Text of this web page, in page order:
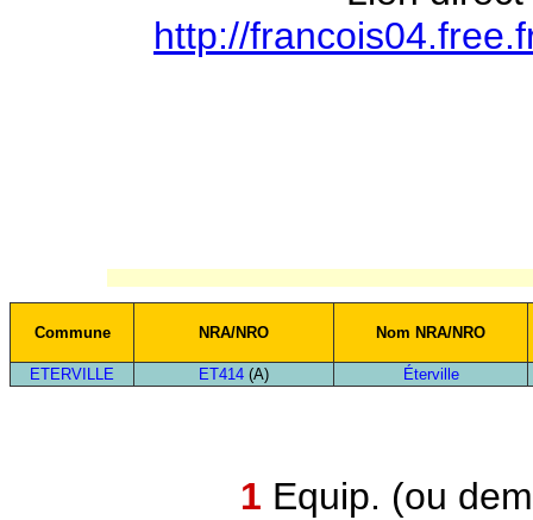
http://
Commune NRA/NRO Nom NRA/NRO
ETERVILLE ET414 (A) Éterville
1 Equip. (ou